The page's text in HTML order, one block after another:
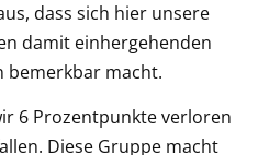
dass sich hier unsere
damit einhergehenden
bemerkbar macht.
6 Prozentpunkte verloren
Diese Gruppe macht